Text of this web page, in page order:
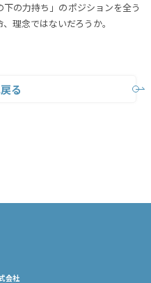
の力持ち」のポジションを全う
理念ではないだろうか。
る
会社